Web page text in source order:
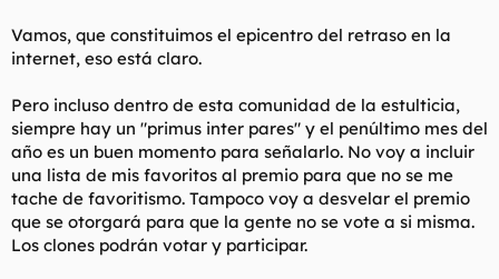
Vamos, que constituimos el epicentro del retraso en la
internet, eso está claro.
Pero incluso dentro de esta comunidad de la estulticia,
siempre hay un "primus inter pares" y el penúltimo mes del
año es un buen momento para señalarlo. No voy a incluir
una lista de mis favoritos al premio para que no se me
tache de favoritismo. Tampoco voy a desvelar el premio
que se otorgará para que la gente no se vote a si misma.
Los clones podrán votar y participar.